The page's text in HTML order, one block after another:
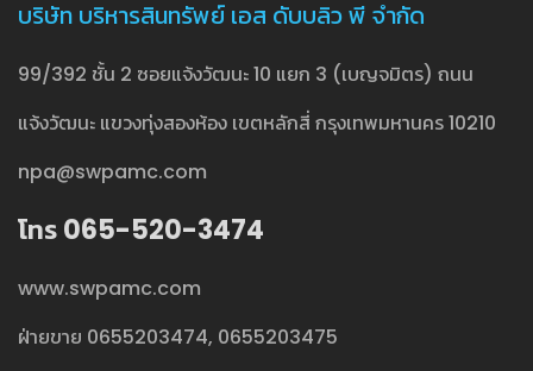
บริษัท บริหารสินทรัพย์ เอส ดับบลิว พี จำกัด
99/392 ชั้น 2 ซอยแจ้งวัฒนะ 10 แยก 3 (เบญจมิตร) ถนน
แจ้งวัฒนะ แขวงทุ่งสองห้อง เขตหลักสี่ กรุงเทพมหานคร 10210
npa@swpamc.com
โทร 065-520-3474
www.swpamc.com
ฝ่ายขาย 0655203474, 0655203475